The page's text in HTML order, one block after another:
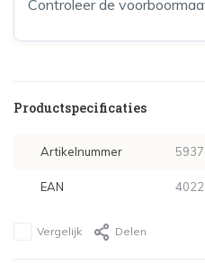
Controleer de
Productspecificaties
Artikelnummer
EAN
Vergelijk Delen